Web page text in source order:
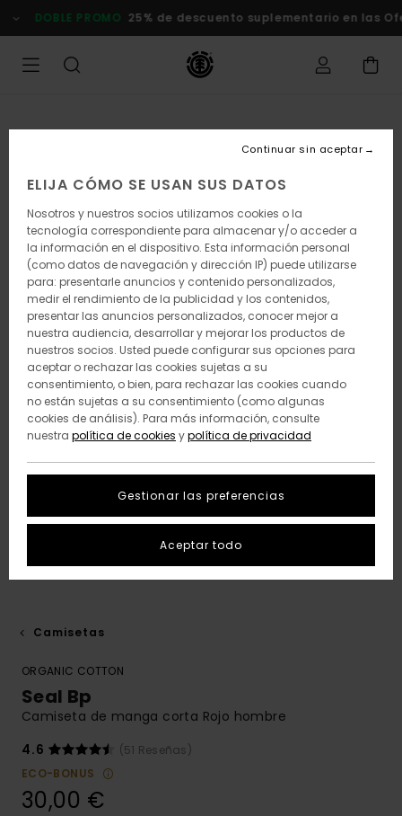
la
DOBLE PROMO 25% de descuento suplementario en las
Camisetas
ORGANIC COTTON
Seal Bp
Camiseta de manga corta Rojo hombre
4.6
(51 Reseñas)
ECO-BONUS
30,00 €
ELIJA CÓMO SE USAN SUS DATOS
Nosotros y nuestros socios utilizamos cookies o la
tecnología correspondiente para almacenar y/o acceder a
la información en el dispositivo. Esta información personal
(como datos de navegación y dirección IP) puede utilizarse
para: presentarle anuncios y contenido personalizados,
medir el rendimiento de la publicidad y los contenidos,
presentar las anuncios personalizados, conocer mejor a
nuestra audiencia, desarrollar y mejorar los productos de
nuestros socios. Usted puede configurar sus opciones para
aceptar o rechazar las cookies sujetas a su
consentimiento, o bien, para rechazar las cookies cuando
no están sujetas a su consentimiento (como algunas
cookies de análisis). Para más información, consulte
nuestra política de cookies ypolítica de privacidad
Gestionar las preferencias
Continuar sin aceptar
Aceptar todo